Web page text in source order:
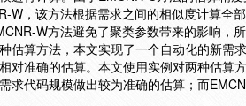
W，该方法根据需求之间的相似度计算全
W方法避免了聚类参数带来的影响，
估算方法，本文实现了一个自动化的新需
对准确的估算。本文使用实例对两种估算
求代码规模做出较为准确的估算；而